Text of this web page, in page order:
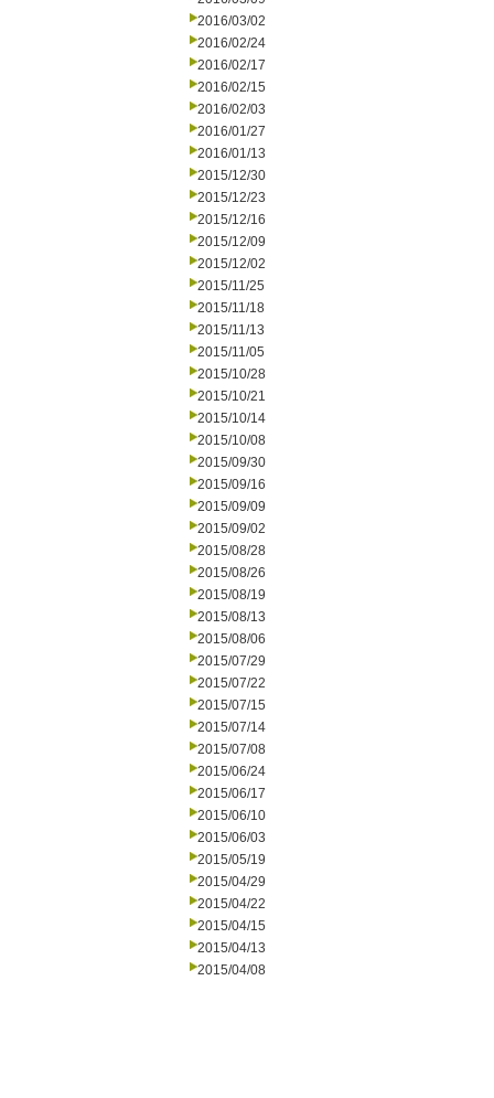
2016/03/02
2016/02/24
2016/02/17
2016/02/15
2016/02/03
2016/01/27
2016/01/13
2015/12/30
2015/12/23
2015/12/16
2015/12/09
2015/12/02
2015/11/25
2015/11/18
2015/11/13
2015/11/05
2015/10/28
2015/10/21
2015/10/14
2015/10/08
2015/09/30
2015/09/16
2015/09/09
2015/09/02
2015/08/28
2015/08/26
2015/08/19
2015/08/13
2015/08/06
2015/07/29
2015/07/22
2015/07/15
2015/07/14
2015/07/08
2015/06/24
2015/06/17
2015/06/10
2015/06/03
2015/05/19
2015/04/29
2015/04/22
2015/04/15
2015/04/13
2015/04/08